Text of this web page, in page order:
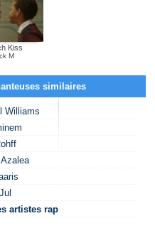
Kiss
M
similaires
Williams
Azalea
Jul
artistes rap